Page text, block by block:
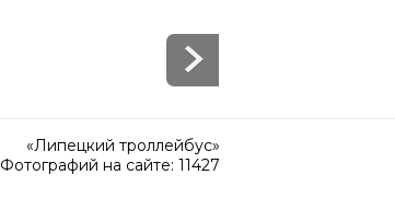
«Липецкий троллейбус»
Фотографий на сайте: 11427